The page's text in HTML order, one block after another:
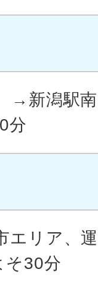
→新潟駅
分
エリア、
そ30分